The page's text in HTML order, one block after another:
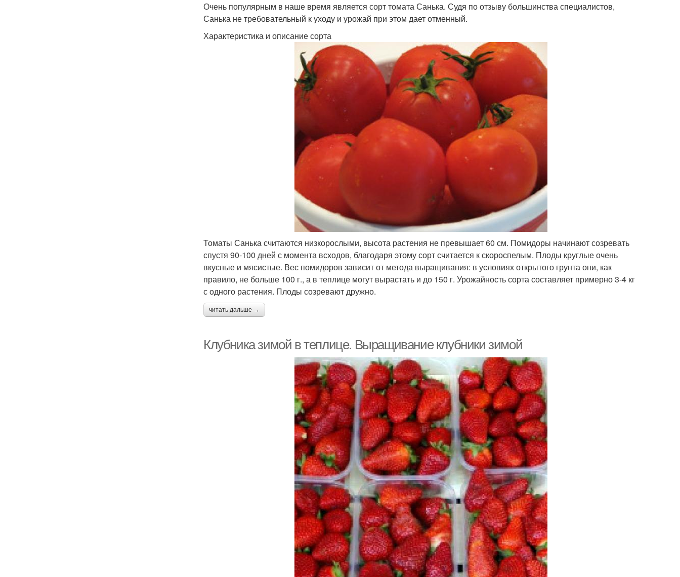
Очень популярным в наше время является сорт томата Санька. Судя по отзыву большинства специалистов,
Санька не требовательный к уходу и урожай при этом дает отменный.
Характеристика и описание сорта
Томаты Санька считаются низкорослыми, высота растения не превышает 60 см. Помидоры начинают созревать
спустя 90-100 дней с момента всходов, благодаря этому сорт считается к скороспелым. Плоды круглые очень
вкусные и мясистые. Вес помидоров зависит от метода выращивания: в условиях открытого грунта они, как
правило, не больше 100 г., а в теплице могут вырастать и до 150 г. Урожайность сорта составляет примерно 3-4 кг
с одного растения. Плоды созревают дружно.
читать дальше →
Клубника зимой в теплице. Выращивание клубники зимой